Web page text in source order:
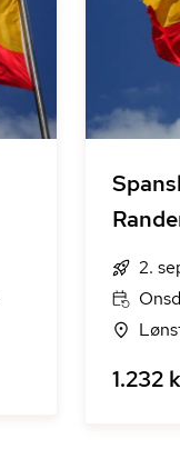
2.
1.232